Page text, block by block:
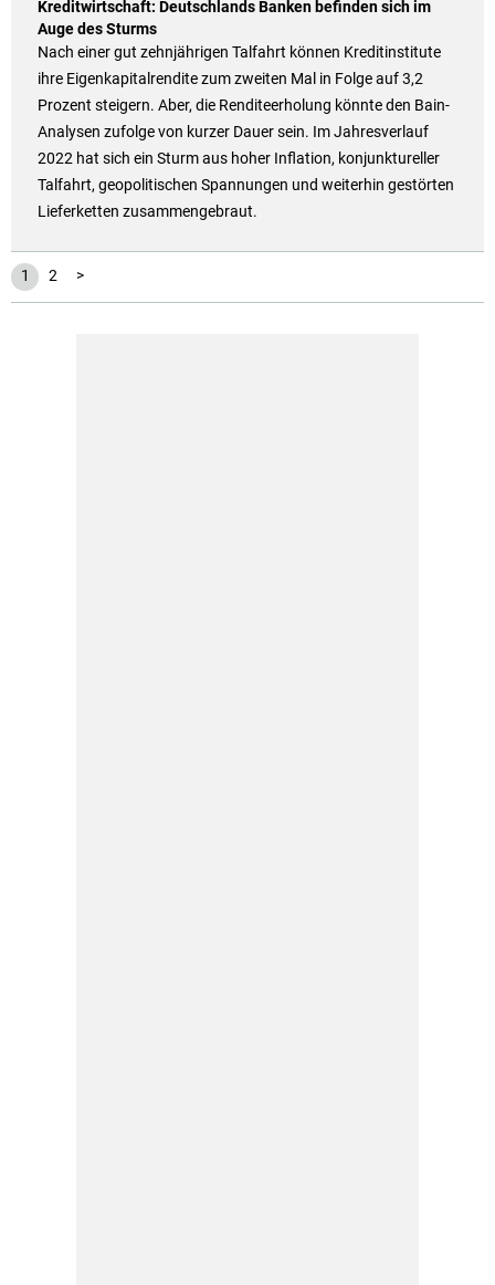
Kreditwirtschaft: Deutschlands Banken befinden sich im
Auge des Sturms
Nach einer gut zehnjährigen Talfahrt können Kreditinstitute
ihre Eigenkapitalrendite zum zweiten Mal in Folge auf 3,2
Prozent steigern. Aber, die Renditeerholung könnte den Bain-
Analysen zufolge von kurzer Dauer sein. Im Jahresverlauf
2022 hat sich ein Sturm aus hoher Inflation, konjunktureller
Talfahrt, geopolitischen Spannungen und weiterhin gestörten
Lieferketten zusammengebraut.
1 2 >